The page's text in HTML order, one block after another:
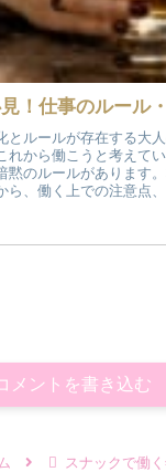
とルールが存在する大
れから働こうと考えて
黙のルールがあります
ら、働く上での注意点
メントを書き込む
スナックで働